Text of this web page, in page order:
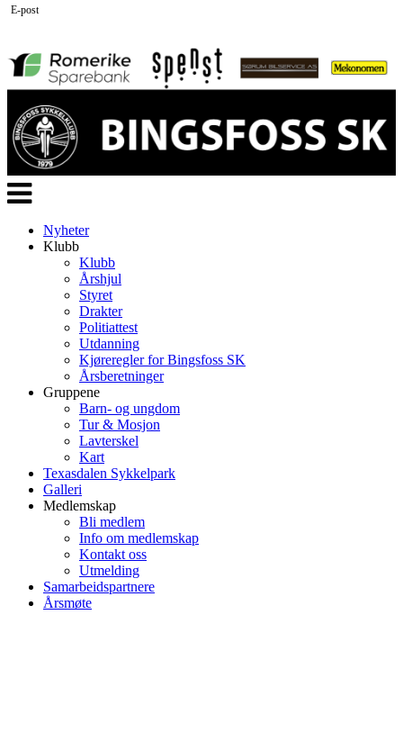
Veksle
navigasjon
Nyheter
Klubb
Klubb
Årshjul
Styret
Drakter
Politiattest
Utdanning
Kjøreregler for Bingsfoss SK
Årsberetninger
Gruppene
Barn- og ungdom
Tur & Mosjon
Lavterskel
Kart
Texasdalen Sykkelpark
Galleri
Medlemskap
Bli medlem
Info om medlemskap
Kontakt oss
Utmelding
Samarbeidspartnere
Årsmøte
E-post